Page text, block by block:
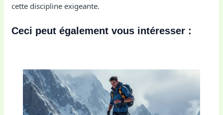
cette discipline exigeante.
Ceci peut également vous intéresser :